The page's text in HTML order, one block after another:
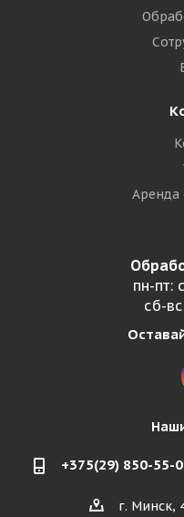
Аренда
пн-пт:
сб-
+375(29) 850-55-
г. Минск,